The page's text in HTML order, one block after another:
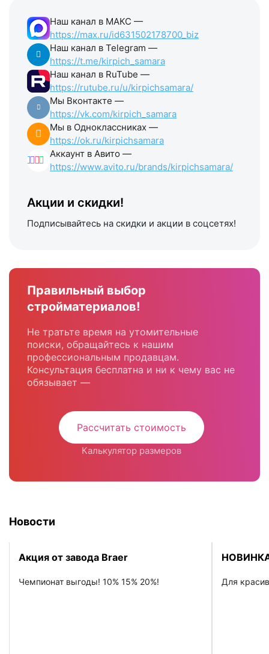
Наш канал в МАКС —
https://max.ru/id631502178700_biz
Наш канал в Telegram —
https://t.me/kirpich_samara
Наш канал в RuTube —
https://rutube.ru/u/kirpichsamara/
Мы Вконтакте —
https://vk.com/kirpich_samara
Мы в Одноклассниках —
https://ok.ru/kirpichsamara
Аккаунт в Авито —
https://www.avito.ru/brands/kirpichsamara/
Акции и скидки!
Подписывайтесь на скидки и акции в соцсетях!
Правильный выбор
стройматериалов!
Не тратьте время на утомительные
поиски, обращайтесь к нашим
профессиональным продавцам.
Консультация бесплатна и ни к чему вас не
обязывает —
Рассчитать стоимость
Калькулятор размеров
Новости
Акция от завода Braer
Чемпионат выгоды! 10% 15% 20%! Для